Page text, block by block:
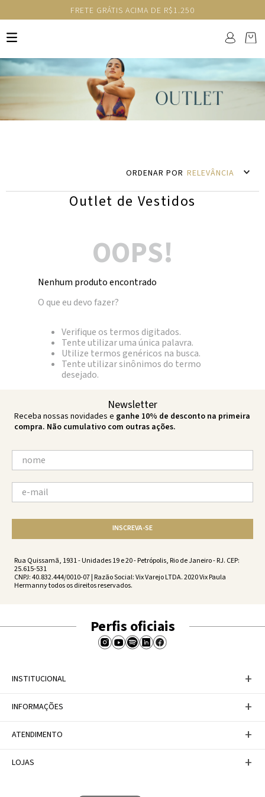
FRETE GRÁTIS ACIMA DE R$1.250
RELEVÂNCIA
Outlet de Vestidos
OOPS!
Nenhum produto encontrado
O que eu devo fazer?
Verifique os termos digitados.
Tente utilizar uma única palavra.
Utilize termos genéricos na busca.
Tente utilizar sinônimos do termo
desejado.
Newsletter
Receba nossas novidades e ganhe 10% de desconto na primeira
compra. Não cumulativo com outras ações.
INSCREVA-SE
Rua Quissamã, 1931 - Unidades 19 e 20 - Petrópolis, Rio de Janeiro - RJ. CEP:
25.615-531
CNPJ: 40.832.444/0010-07 | Razão Social: Vix Varejo LTDA. 2020 Vix Paula
Hermanny todos os direitos reservados.
Perfis oficiais
INSTITUCIONAL +
A Marca
Trabalhe conosco
INFORMAÇÕES +
Política de Privacidade
Tabela de Medidas
ATENDIMENTO +
Personal Shopper
LOJAS +